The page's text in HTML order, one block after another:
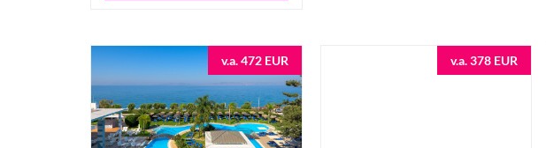
v.a. 472 EUR v.a. 378 EUR